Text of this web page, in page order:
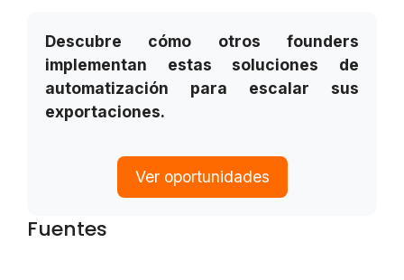
Descubre cómo otros founders
implementan estas soluciones de
automatización para escalar sus
exportaciones.
Ver oportunidades
Fuentes